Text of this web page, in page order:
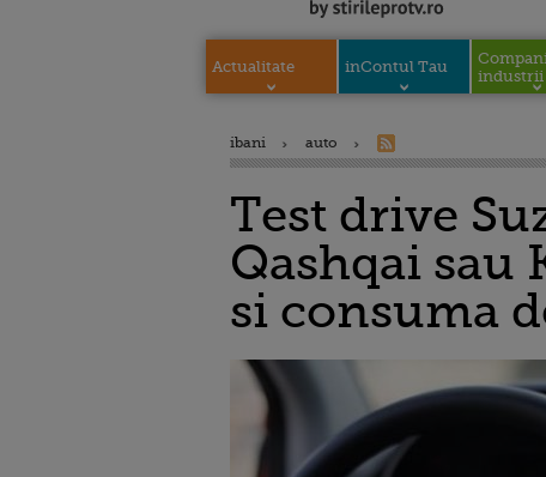
Actualitate inContul Tau
industrii
ibani auto
Test drive
Qashqai sau
si consuma